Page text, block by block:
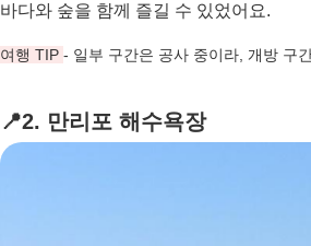
바다와 숲을 함께 즐길 수 있었어요.
여행 TIP - 일부 구간은 공사 중이라, 개방 구
📍2. 만리포 해수욕장